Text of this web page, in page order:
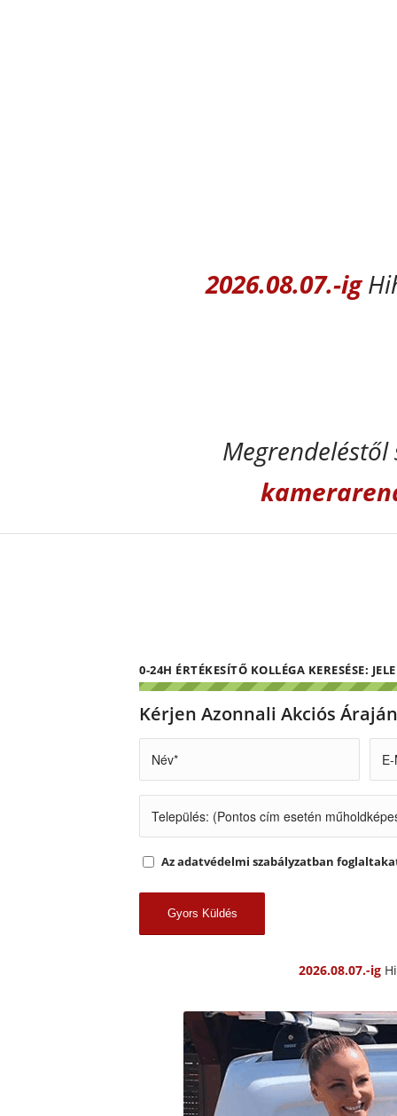
2026.08.07.-ig
0-24H ÉRTÉKESÍTŐ KOLLÉGA KERESÉSE:
Kérjen Azonnali Akciós
Az adatvédelmi szabályzatban
2026.08.07.-ig